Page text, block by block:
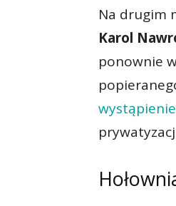
Na drugim
Karol
ponownie
wystąpienie